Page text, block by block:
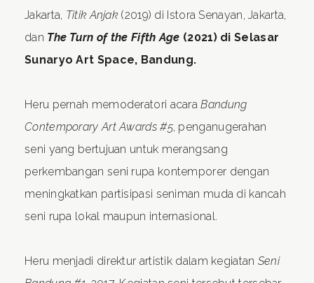
Jakarta, Titik Anjak (2019) di Istora Senayan, Jakarta,
dan The Turn of the Fifth Age (2021) di Selasar
Sunaryo Art Space, Bandung.
Heru pernah memoderatori acaraBandung
Contemporary Art Awards #5, penganugerahan
seni yang bertujuan untuk merangsang
perkembangan seni rupa kontemporer dengan
meningkatkan partisipasi seniman muda di kancah
seni rupa lokal maupun internasional.
Heru menjadi direktur artistik dalam kegiatan Seni